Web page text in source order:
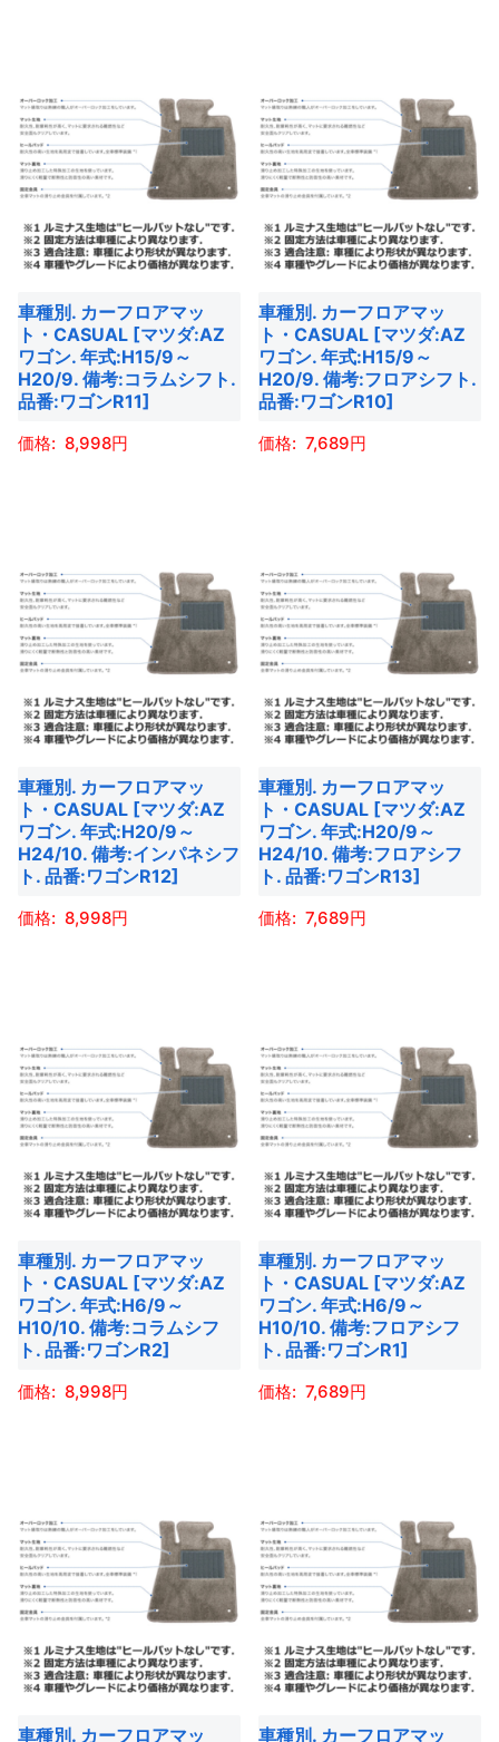
択
で
き
す
択
で
き
す
ま
す。
オ
プ
シ
ョ
は
商
品
ペ
ー
択
で
き
す
ま
す。
オ
プ
シ
ョ
は
商
品
ペ
ー
択
で
き
す
品
に
は
複
数
の
リ
エ
ー
シ
ョ
ま
す。
オ
プ
シ
ョ
は
商
品
ペ
ー
択
で
き
す
品
に
は
複
数
の
リ
エ
ー
シ
ョ
ま
す。
オ
プ
シ
ョ
は
商
品
ペ
ー
択
で
き
す
車種別. カーフロアマッ
ト・CASUAL [マツダ:AZ
ワゴン. 年式:H15/9～
H20/9. 備考:コラムシフト.
品番:ワゴンR11]
8,998
品
に
は
複
数
の
リ
エ
ー
シ
ョ
ま
す。
オ
プ
シ
ョ
は
商
品
ペ
ー
択
で
き
す
車種別. カーフロアマッ
ト・CASUAL [マツダ:AZ
ワゴン. 年式:H15/9～
H20/9. 備考:フロアシフト.
品番:ワゴンR10]
7,689
品
に
は
複
数
の
リ
エ
ー
シ
ョ
ま
す。
オ
プ
シ
ョ
は
商
品
ペ
ー
択
で
き
す
車種別. カーフロアマッ
ト・CASUAL [マツダ:AZ
ワゴン. 年式:H20/9～
H24/10. 備考:インパネシフ
ト. 品番:ワゴンR12]
8,998
品
に
は
複
数
の
リ
エ
ー
シ
ョ
ま
す。
オ
プ
シ
ョ
車種別. カーフロアマッ
ト・CASUAL [マツダ:AZ
ワゴン. 年式:H20/9～
H24/10. 備考:フロアシフ
ト. 品番:ワゴンR13]
7,689
品
に
は
複
数
の
リ
エ
ー
シ
ョ
ま
す。
オ
プ
シ
ョ
車種別. カーフロアマッ
ト・CASUAL [マツダ:AZ
ワゴン. 年式:H6/9～
H10/10. 備考:コラムシフ
ト. 品番:ワゴンR2]
8,998
品
に
は
複
数
の
リ
車種別. カーフロアマッ
ト・CASUAL [マツダ:AZ
ワゴン. 年式:H6/9～
H10/10. 備考:フロアシフ
ト. 品番:ワゴンR1]
7,689
品
に
は
複
数
の
リ
車種別. カーフロアマッ 車種別. カーフロアマッ